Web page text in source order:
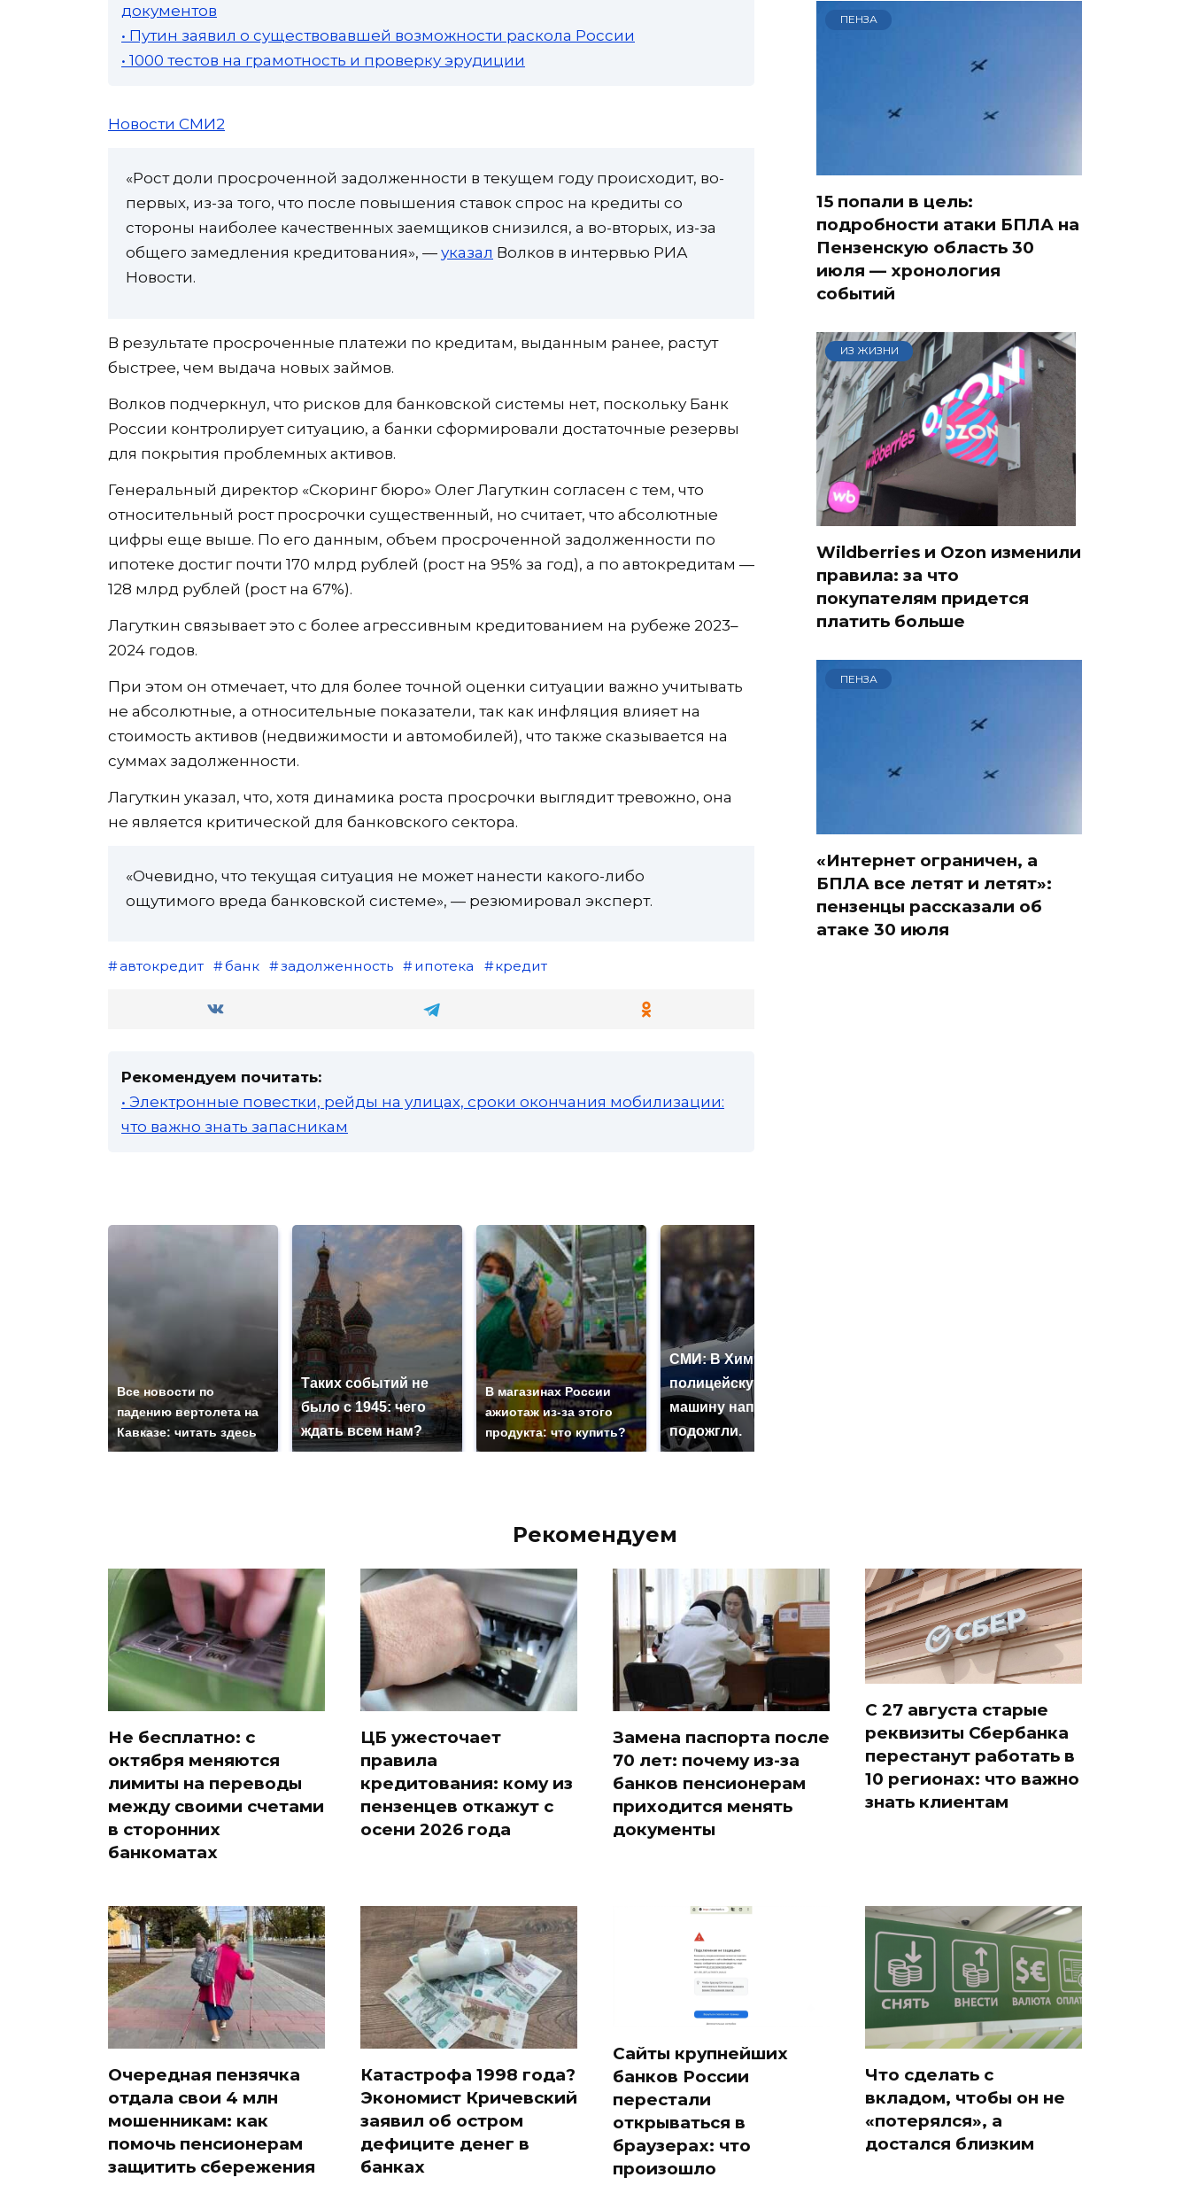
документов
• Путин заявил о существовавшей возможности раскола России
• 1000 тестов на грамотность и проверку эрудиции
Новости СМИ2
«Рост доли просроченной задолженности в текущем году происходит, во-
первых, из-за того, что после повышения ставок спрос на кредиты со
стороны наиболее качественных заемщиков снизился, а во-вторых, из-за
общего замедления кредитования», — указал Волков в интервью РИА
Новости.
В результате просроченные платежи по кредитам, выданным ранее, растут
быстрее, чем выдача новых займов.
Волков подчеркнул, что рисков для банковской системы нет, поскольку Банк
России контролирует ситуацию, а банки сформировали достаточные резервы
для покрытия проблемных активов.
Генеральный директор «Скоринг бюро» Олег Лагуткин согласен с тем, что
относительный рост просрочки существенный, но считает, что абсолютные
цифры еще выше. По его данным, объем просроченной задолженности по
ипотеке достиг почти 170 млрд рублей (рост на 95% за год), а по автокредитам —
128 млрд рублей (рост на 67%).
Лагуткин связывает это с более агрессивным кредитованием на рубеже 2023–
2024 годов.
При этом он отмечает, что для более точной оценки ситуации важно учитывать
не абсолютные, а относительные показатели, так как инфляция влияет на
стоимость активов (недвижимости и автомобилей), что также сказывается на
суммах задолженности.
Лагуткин указал, что, хотя динамика роста просрочки выглядит тревожно, она
не является критической для банковского сектора.
«Очевидно, что текущая ситуация не может нанести какого-либо
ощутимого вреда банковской системе», — резюмировал эксперт.
автокредит банк задолженность ипотека кредит
Рекомендуем почитать:
• Электронные повестки, рейды на улицах, сроки окончания мобилизации:
что важно знать запасникам
Все новости по
падению вертолета на
Кавказе: читать здесь
Таких событий не
было с 1945: чего
ждать всем нам?
В магазинах России
ажиотаж из-за этого
продукта: что купить?
СМИ: В Химках на
полицейскую
машину напали и
подожгли.
ПЕНЗА
15 попали в цель:
подробности атаки БПЛА на
Пензенскую область 30
июля — хронология
событий
ИЗ ЖИЗНИ
Wildberries и Ozon изменили
правила: за что
покупателям придется
платить больше
ПЕНЗА
«Интернет ограничен, а
БПЛА все летят и летят»:
пензенцы рассказали об
атаке 30 июля
Рекомендуем
Не бесплатно: с
октября меняются
лимиты на переводы
между своими счетами
в сторонних
банкоматах
ЦБ ужесточает
правила
кредитования: кому из
пензенцев откажут с
осени 2026 года
Замена паспорта после
70 лет: почему из-за
банков пенсионерам
приходится менять
документы
С 27 августа старые
реквизиты Сбербанка
перестанут работать в
10 регионах: что важно
знать клиентам
Очередная пензячка
отдала свои 4 млн
мошенникам: как
помочь пенсионерам
защитить сбережения
Катастрофа 1998 года?
Экономист Кричевский
заявил об остром
дефиците денег в
банках
Сайты крупнейших
банков России
перестали
открываться в
браузерах: что
произошло
Что сделать с
вкладом, чтобы он не
«потерялся», а
достался близким